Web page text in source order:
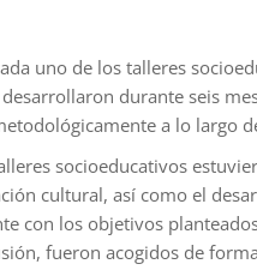
uno de los talleres
durante seis
a lo largo
socioeducativos
cultural, así como el
con los objetivos
fueron acogidos de